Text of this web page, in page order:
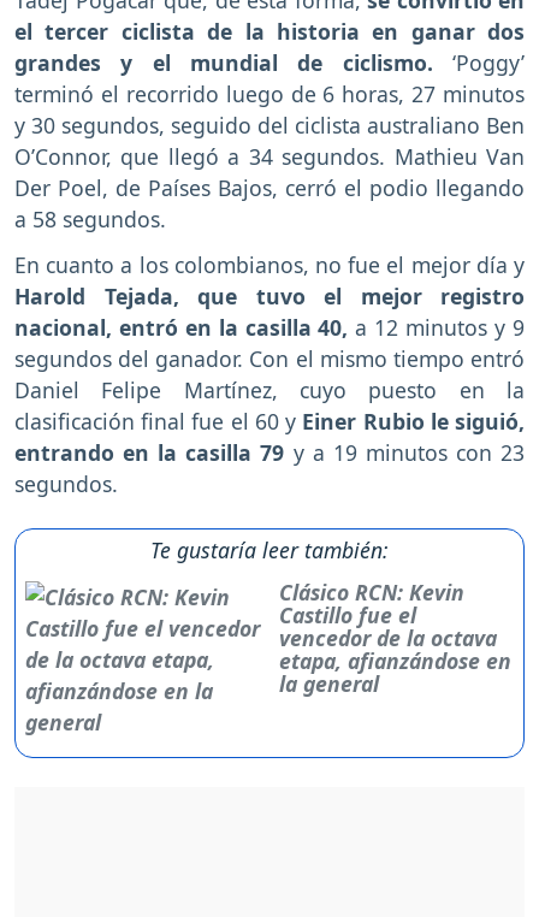
el tercer ciclista de la historia en ganar dos
grandes y el mundial de ciclismo. ‘Poggy’
terminó el recorrido luego de 6 horas, 27 minutos
y 30 segundos, seguido del ciclista australiano Ben
O’Connor, que llegó a 34 segundos. Mathieu Van
Der Poel, de Países Bajos, cerró el podio llegando
a 58 segundos.
En cuanto a los colombianos, no fue el mejor día y
Harold Tejada, que tuvo el mejor registro
nacional, entró en la casilla 40, a 12 minutos y 9
segundos del ganador. Con el mismo tiempo entró
Daniel Felipe Martínez, cuyo puesto en la
clasificación final fue el 60 y Einer Rubio le siguió,
entrando en la casilla 79 y a 19 minutos con 23
segundos.
Te gustaría leer también:
Clásico RCN: Kevin
Castillo fue el
vencedor de la octava
etapa, afianzándose en
la general